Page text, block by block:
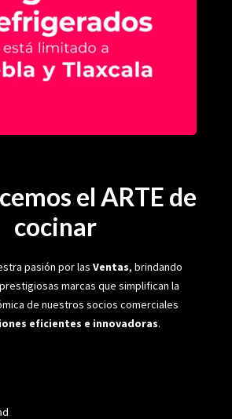
el ARTE de
cocinar
pasión por las Ventas, brindando
marcas que simplifican la
de nuestros socios comerciales
eficientes e innovadoras.